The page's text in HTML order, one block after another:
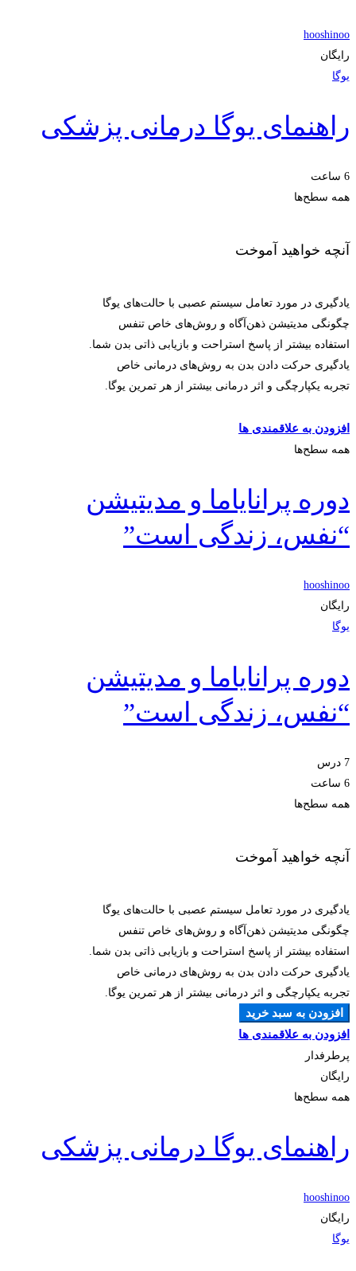
hooshinoo
رایگان
یوگا
راهنمای یوگا درمانی پزشکی
6 ساعت
همه سطح‌ها
آنچه خواهید آموخت
یادگیری در مورد تعامل سیستم عصبی با حالت‌های یوگا
چگونگی مدیتیشن ذهن‌آگاه و روش‌های خاص تنفس
استفاده بیشتر از پاسخ استراحت و بازیابی ذاتی بدن شما.
یادگیری حرکت دادن بدن به روش‌های درمانی خاص
تجربه یکپارچگی و اثر درمانی بیشتر از هر تمرین یوگا.
افزودن به علاقمندی ها
همه سطح‌ها
دوره پرانایاما و مدیتیشن
“نفس، زندگی است”
hooshinoo
رایگان
یوگا
دوره پرانایاما و مدیتیشن
“نفس، زندگی است”
7 درس
6 ساعت
همه سطح‌ها
آنچه خواهید آموخت
یادگیری در مورد تعامل سیستم عصبی با حالت‌های یوگا
چگونگی مدیتیشن ذهن‌آگاه و روش‌های خاص تنفس
استفاده بیشتر از پاسخ استراحت و بازیابی ذاتی بدن شما.
یادگیری حرکت دادن بدن به روش‌های درمانی خاص
تجربه یکپارچگی و اثر درمانی بیشتر از هر تمرین یوگا.
افزودن به سبد خرید
افزودن به علاقمندی ها
پرطرفدار
رایگان
همه سطح‌ها
راهنمای یوگا درمانی پزشکی
hooshinoo
رایگان
یوگا